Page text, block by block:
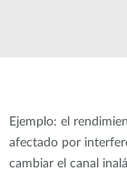
Ejemplo: el
afectado por
cambiar el canal